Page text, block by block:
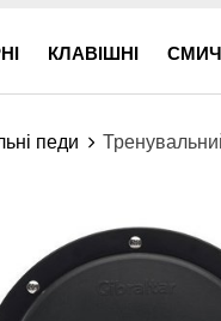
КЛАВІШНІ
педи